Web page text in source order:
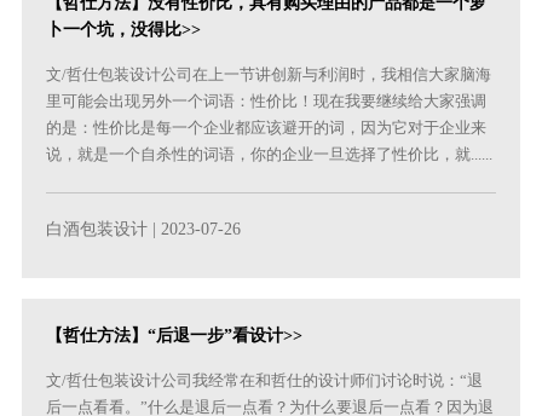
卜一个坑，没得比>>
文/哲仕包装设计公司在上一节讲创新与利润时，我相信大家脑海
里可能会出现另外一个词语：性价比！现在我要继续给大家强调
的是：性价比是每一个企业都应该避开的词，因为它对于企业来
说，就是一个自杀性的词语，你的企业一旦选择了性价比，就......
白酒包装设计 | 2023-07-26
【哲仕方法】“后退一步”看设计>>
文/哲仕包装设计公司我经常在和哲仕的设计师们讨论时说：“退
后一点看看。”什么是退后一点看？为什么要退后一点看？因为退